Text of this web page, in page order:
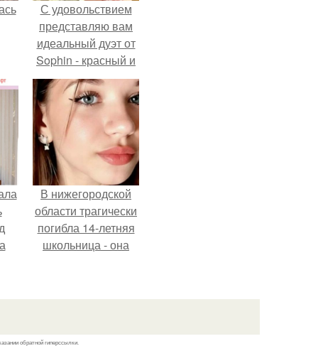
С удовольствием
представляю вам
идеальный дуэт от
Sophin - красный и
синий оттенки Sand
Effect номер 0299 и
номер 0262.
В нижегородской
области трагически
погибла 14-летняя
школьница - она
к контрольной по
обратной гиперссылки.